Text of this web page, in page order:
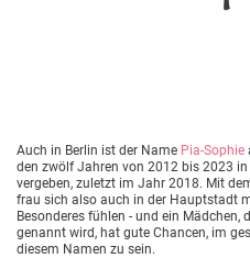
Auch in Berlin ist der Name Pia-Sophie
den zwölf Jahren von 2012 bis 2023
vergeben, zuletzt im Jahr 2018. Mit
frau sich also auch in der Hauptstadt
Besonderes fühlen - und ein
genannt wird, hat gute Chancen, im
diesem Namen zu sein.